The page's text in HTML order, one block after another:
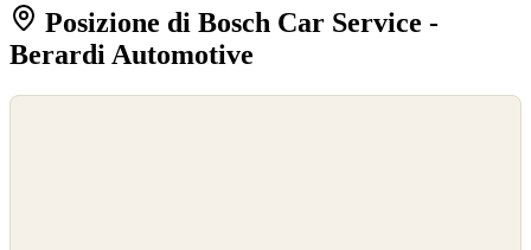
Posizione di Bosch Car Service -
Berardi Automotive